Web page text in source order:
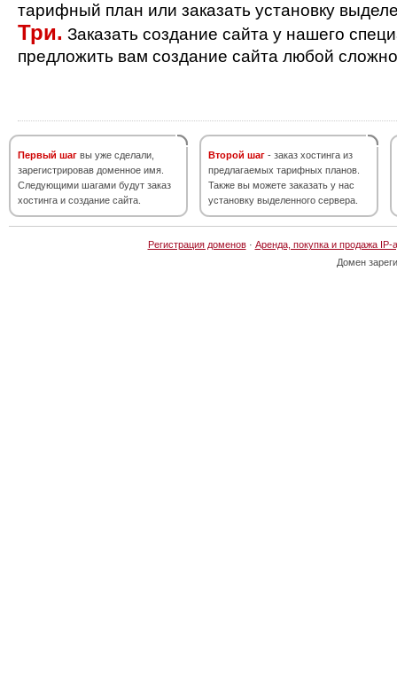
тарифный план или заказать установку
Три. Заказать создание сайта у нашего
предложить вам создание сайта любой
Первый шаг вы уже сделали,
зарегистрировав доменное имя.
Следующими шагами будут заказ
хостинга и создание сайта.
Второй шаг - заказ хостинга из
предлагаемых тарифных планов.
Также вы можете заказать у нас
установку выделенного сервера.
Регистрация доменов· Аренда, покупка и продажа IP-
Домен